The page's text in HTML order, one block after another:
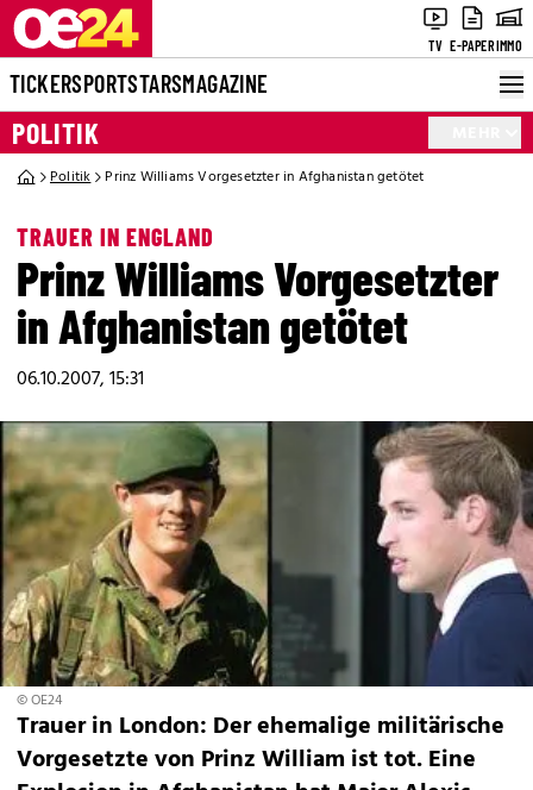
TV E-PAPERIMMO
TICKERSPORTSTARSMAGAZINE
POLITIK
Politik Prinz Williams Vorgesetzter in Afghanistan getötet
TRAUER IN ENGLAND
Prinz Williams Vorgesetzter
in Afghanistan getötet
06.10.2007, 15:31
© OE24
Trauer in London: Der ehemalige militärische
Vorgesetzte von Prinz William ist tot. Eine